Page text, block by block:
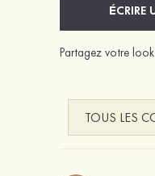
ÉCRIRE
Partagez votre
TOUS LES